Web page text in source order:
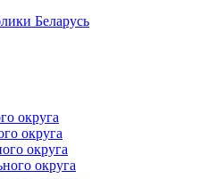
Беларусь
округа
округа
округа
округа